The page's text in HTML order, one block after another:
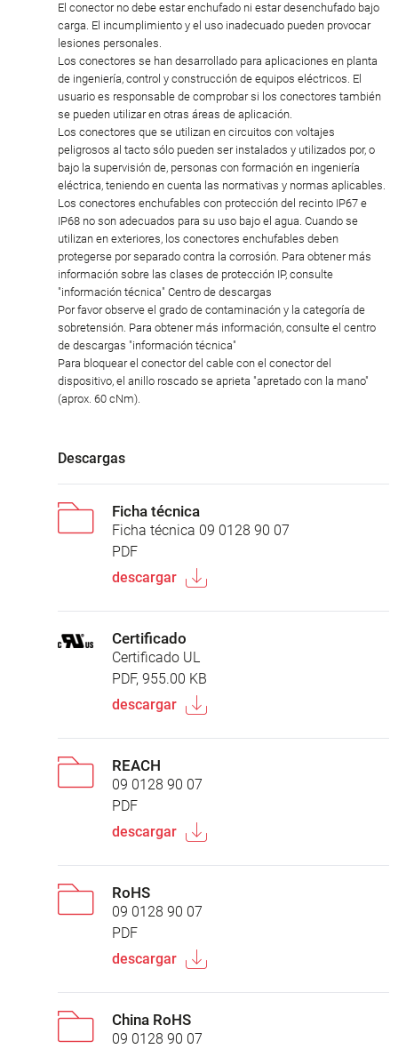
El conector no debe estar enchufado ni estar desenchufado bajo
carga. El incumplimiento y el uso inadecuado pueden provocar
lesiones personales.
Los conectores se han desarrollado para aplicaciones en planta
de ingeniería, control y construcción de equipos eléctricos. El
usuario es responsable de comprobar si los conectores también
se pueden utilizar en otras áreas de aplicación.
Los conectores que se utilizan en circuitos con voltajes
peligrosos al tacto sólo pueden ser instalados y utilizados por, o
bajo la supervisión de, personas con formación en ingeniería
eléctrica, teniendo en cuenta las normativas y normas aplicables.
Los conectores enchufables con protección del recinto IP67 e
IP68 no son adecuados para su uso bajo el agua. Cuando se
utilizan en exteriores, los conectores enchufables deben
protegerse por separado contra la corrosión. Para obtener más
información sobre las clases de protección IP, consulte
"información técnica" Centro de descargas
Por favor observe el grado de contaminación y la categoría de
sobretensión. Para obtener más información, consulte el centro
de descargas "información técnica"
Para bloquear el conector del cable con el conector del
dispositivo, el anillo roscado se aprieta "apretado con la mano"
(aprox. 60 cNm).
Descargas
Ficha técnica
Ficha técnica 09 0128 90 07
PDF
descargar
Certificado
Certificado UL
PDF, 955.00 KB
descargar
REACH
09 0128 90 07
PDF
descargar
RoHS
09 0128 90 07
PDF
descargar
China RoHS
09 0128 90 07